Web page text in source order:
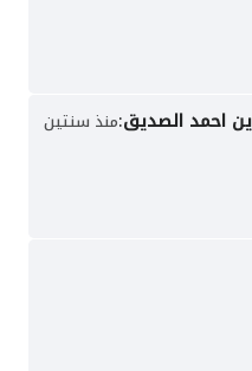
احمد الصديق:منذ سنتين